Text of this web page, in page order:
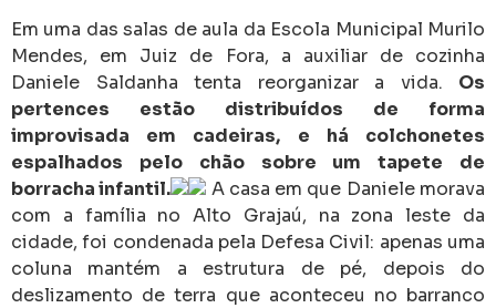
Em uma das salas de aula da Escola Municipal Murilo
Mendes, em Juiz de Fora, a auxiliar de cozinha
Daniele Saldanha tenta reorganizar a vida. Os
pertences estão distribuídos de forma
improvisada em cadeiras, e há colchonetes
espalhados pelo chão sobre um tapete de
borracha infantil.
A casa em que Daniele morava
com a família no Alto Grajaú, na zona leste da
cidade, foi condenada pela Defesa Civil: apenas uma
coluna mantém a estrutura de pé, depois do
deslizamento de terra que aconteceu no barranco